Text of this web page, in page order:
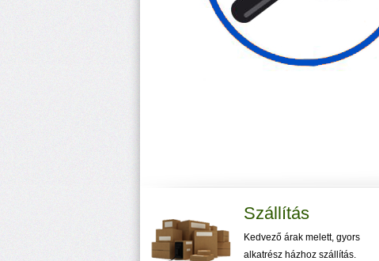
Szállítás
Kedvező árak melett, gyors
alkatrész házhoz szállítás.